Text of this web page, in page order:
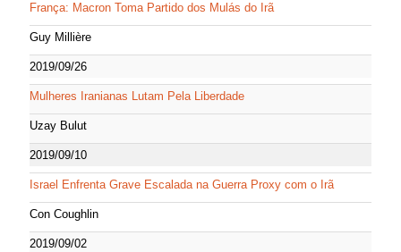
França: Macron Toma Partido dos Mulás do Irã
Guy Millière
2019/09/26
Mulheres Iranianas Lutam Pela Liberdade
Uzay Bulut
2019/09/10
Israel Enfrenta Grave Escalada na Guerra Proxy com o Irã
Con Coughlin
2019/09/02